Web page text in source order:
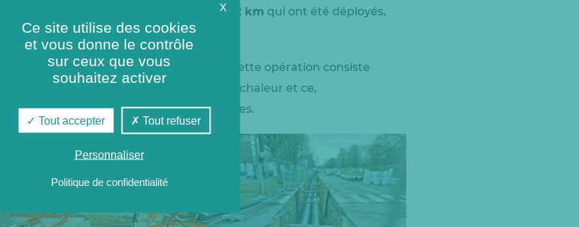
Vert. En tout, ce ne sont pas moins de
22 km qui ont été déployés,
de deux forages sous le tramway. Cette opération consiste
installer les canalisations du réseau de chaleur et ce,
les infrastructures existantes.
X
Ce site utilise des cookies
et vous donne le contrôle
sur ceux que vous
souhaitez activer
Tout accepter Tout refuser
Personnaliser
Politique de confidentialité